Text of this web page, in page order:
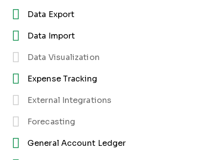
Data Export
Data Import
Data Visualization
Expense Tracking
External Integrations
Forecasting
General Account Ledger